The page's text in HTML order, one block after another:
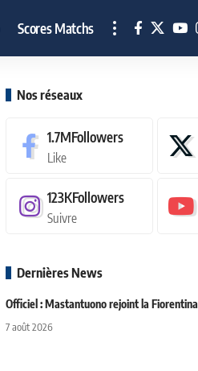
Scores Matchs
Nos réseaux
1.7MFollowers
Like
123KFollowers
Suivre
Dernières News
Officiel : Mastantuono rejoint la Fiorentina
7 août 2026